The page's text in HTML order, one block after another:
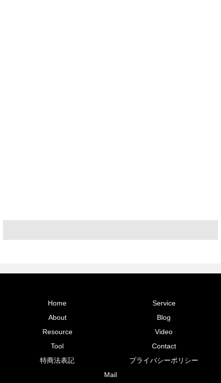
Home
Service
About
Blog
Resource
Video
Tool
Contact
特商法表記
プライバシーポリシー
Mail